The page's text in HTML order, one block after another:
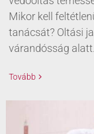
Mikor kell
tanácsát? Oltási
várandósság alatt.
Tovább